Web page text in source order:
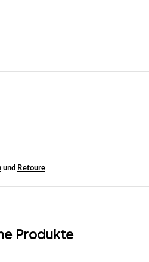
und Retoure
Produkte